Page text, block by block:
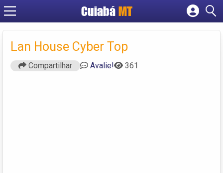
Cuiabá MT
Cadastrar empresa
Criar conta
Lan House Cyber Top
Compartilhar Avalie! 361